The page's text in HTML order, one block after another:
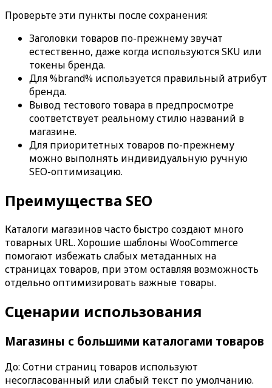
Проверьте эти пункты после сохранения:
Заголовки товаров по-прежнему звучат
естественно, даже когда используются SKU или
токены бренда.
Для%brand% используется правильный атрибут
бренда.
Вывод тестового товара в предпросмотре
соответствует реальному стилю названий в
магазине.
Для приоритетных товаров по-прежнему
можно выполнять индивидуальную ручную
SEO-оптимизацию.
Преимущества SEO
Каталоги магазинов часто быстро создают много
товарных URL. Хорошие шаблоны WooCommerce
помогают избежать слабых метаданных на
страницах товаров, при этом оставляя возможность
отдельно оптимизировать важные товары.
Сценарии использования
Магазины с большими каталогами товаров
До: Сотни страниц товаров используют
несогласованный или слабый текст по умолчанию.